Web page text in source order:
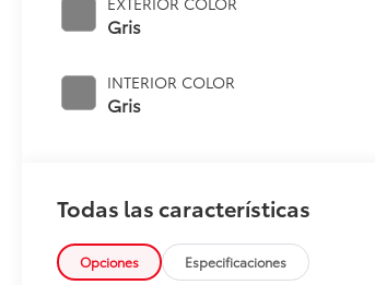
Gris
INTERIOR COLOR
Gris
Todas las características
Opciones Especificaciones